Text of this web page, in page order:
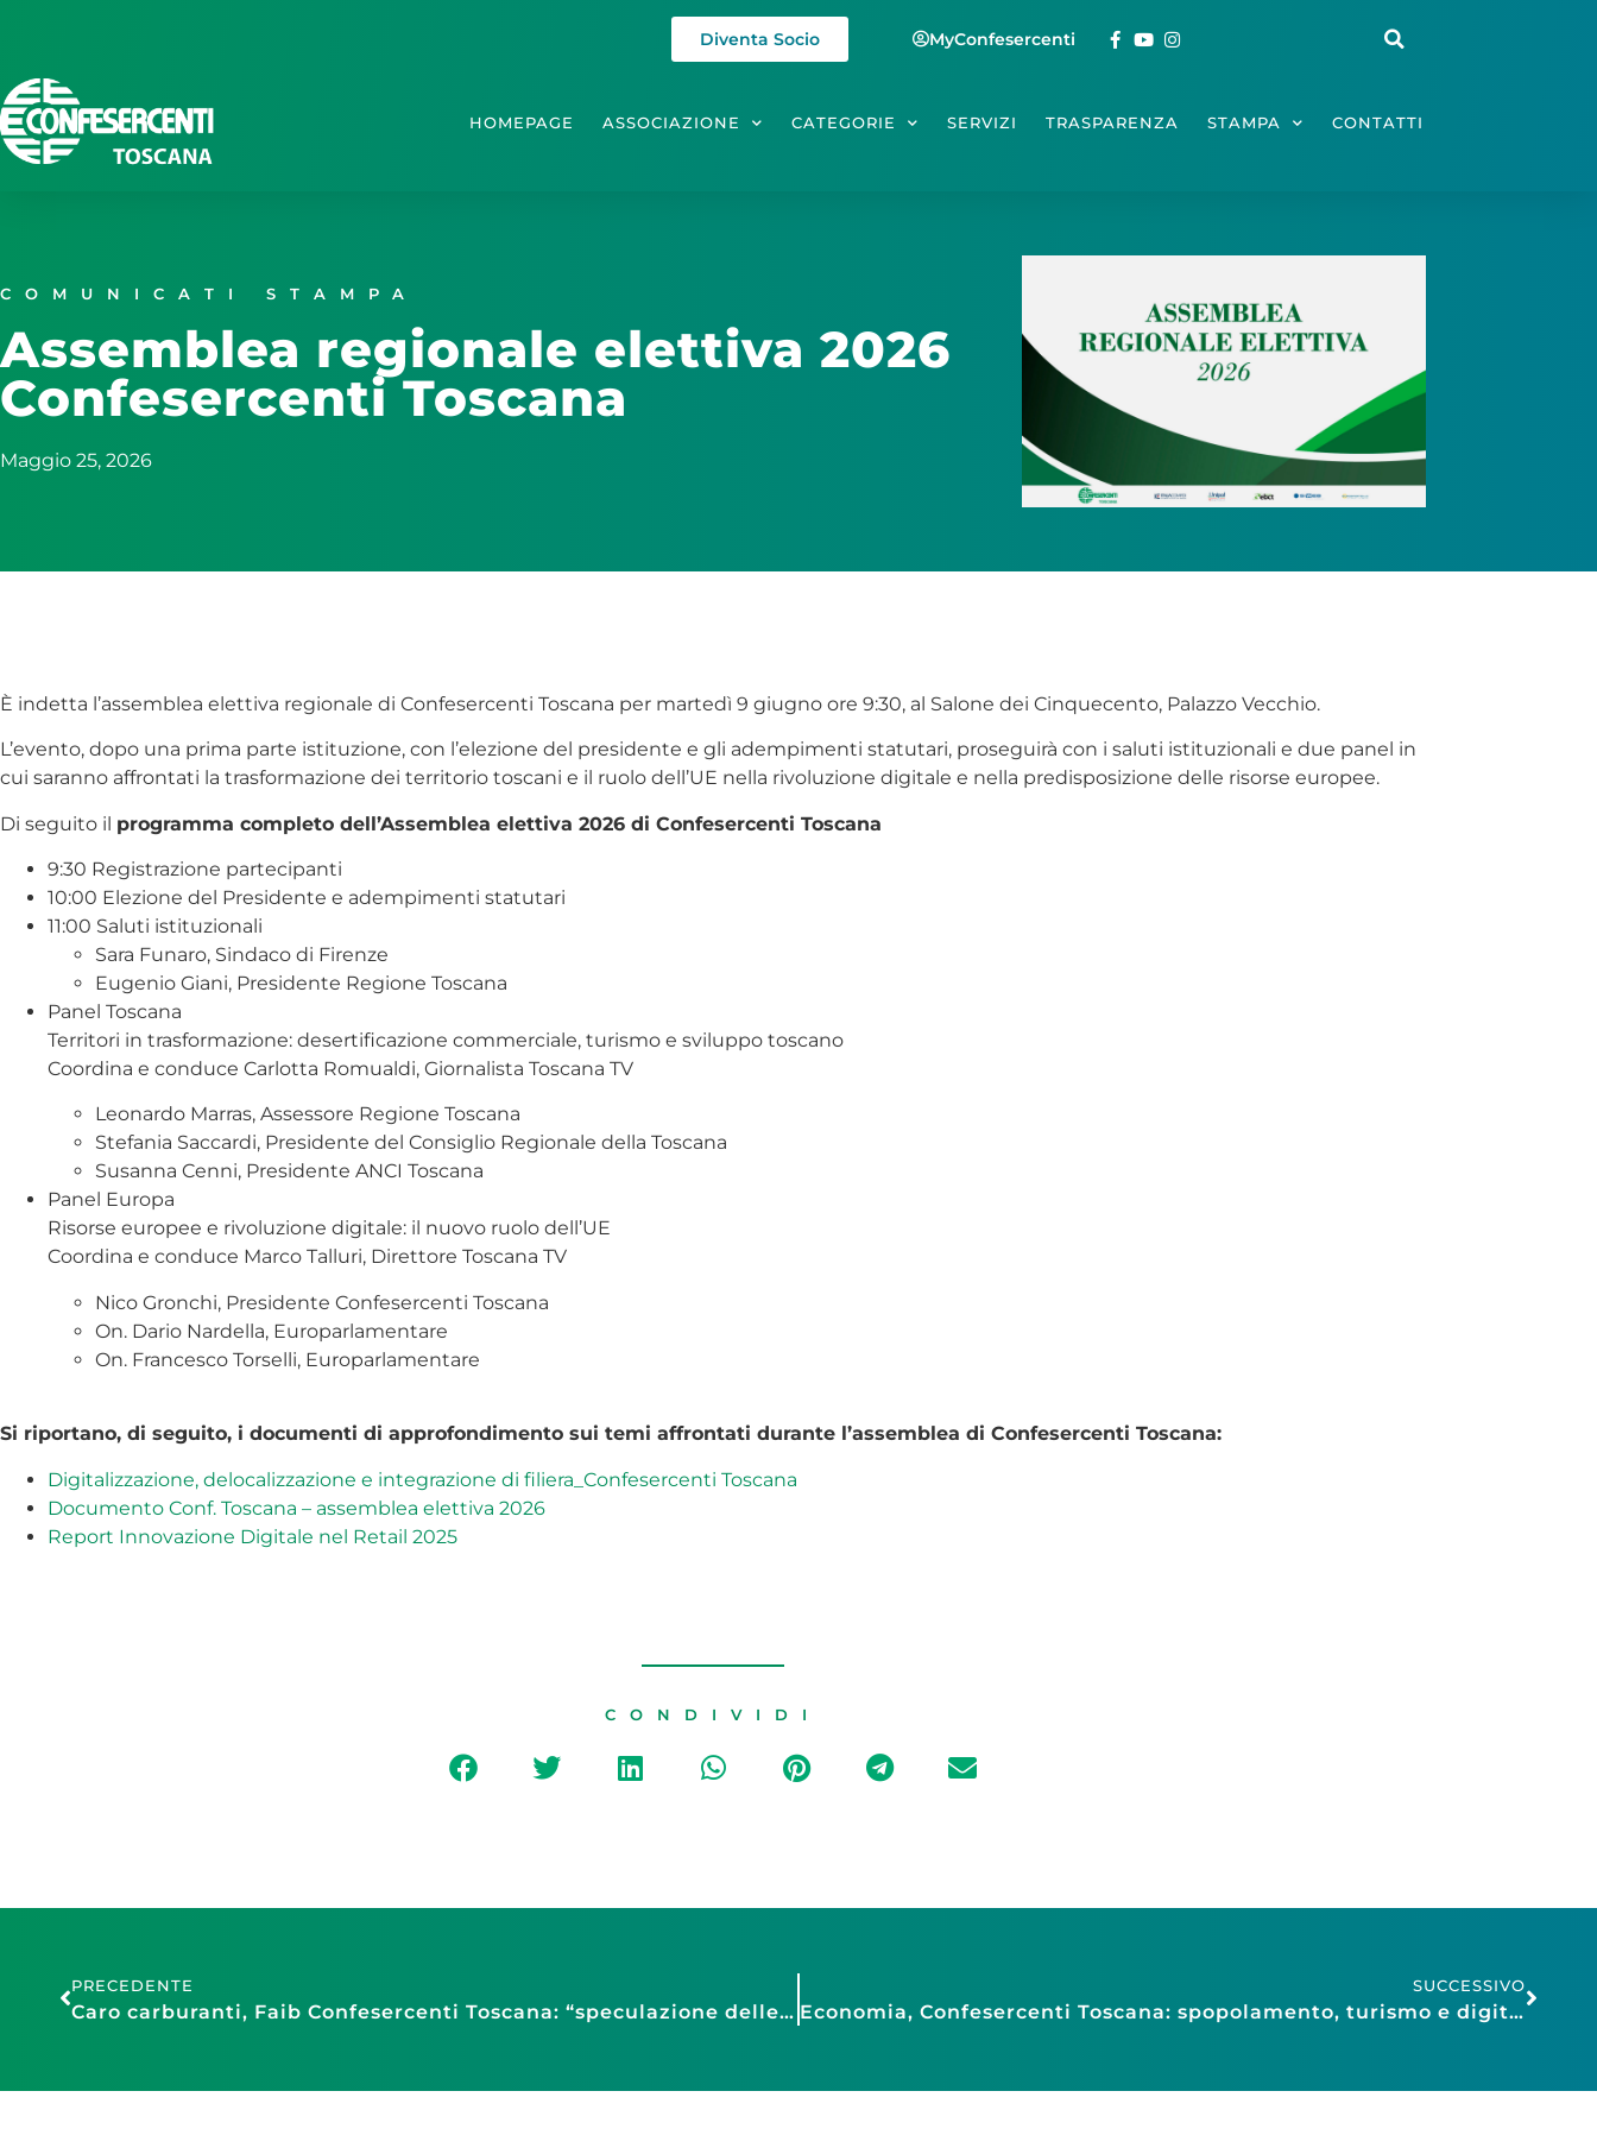
Diventa Socio MyConfesercenti
HOMEPAGE ASSOCIAZIONE CATEGORIE SERVIZI TRASPARENZA STAMPA CONTATTI
COMUNICATI STAMPA
Assemblea regionale elettiva 2026
Confesercenti Toscana
Maggio 25, 2026
È indetta l’assemblea elettiva regionale di Confesercenti Toscana per martedì 9 giugno ore 9:30, al Salone dei Cinquecento, Palazzo Vecchio.
L’evento, dopo una prima parte istituzione, con l’elezione del presidente e gli adempimenti statutari, proseguirà con i saluti istituzionali e due panel in
cui saranno affrontati la trasformazione dei territorio toscani e il ruolo dell’UE nella rivoluzione digitale e nella predisposizione delle risorse europee.
Di seguito il programma completo dell’Assemblea elettiva 2026 di Confesercenti Toscana
9:30 Registrazione partecipanti
10:00 Elezione del Presidente e adempimenti statutari
11:00 Saluti istituzionali
Sara Funaro, Sindaco di Firenze
Eugenio Giani, Presidente Regione Toscana
Panel Toscana
Territori in trasformazione: desertificazione commerciale, turismo e sviluppo toscano
Coordina e conduce Carlotta Romualdi, Giornalista Toscana TV
Leonardo Marras, Assessore Regione Toscana
Stefania Saccardi, Presidente del Consiglio Regionale della Toscana
Susanna Cenni, Presidente ANCI Toscana
Panel Europa
Risorse europee e rivoluzione digitale: il nuovo ruolo dell’UE
Coordina e conduce Marco Talluri, Direttore Toscana TV
Nico Gronchi, Presidente Confesercenti Toscana
On. Dario Nardella, Europarlamentare
On. Francesco Torselli, Europarlamentare
Si riportano, di seguito, i documenti di approfondimento sui temi affrontati durante l’assemblea di Confesercenti Toscana:
Digitalizzazione, delocalizzazione e integrazione di filiera_Confesercenti Toscana
Documento Conf. Toscana – assemblea elettiva 2026
Report Innovazione Digitale nel Retail 2025
CONDIVIDI
PRECEDENTE
Caro carburanti, Faib Confesercenti Toscana: “speculazione delle compagnie e silenzio del governo. Pronti allo sciopero”
SUCCESSIVO
Economia, Confesercenti Toscana: spopolamento, turismo e digitale trasformano le imprese. Rigenerazione urbana per governare il cambiamento